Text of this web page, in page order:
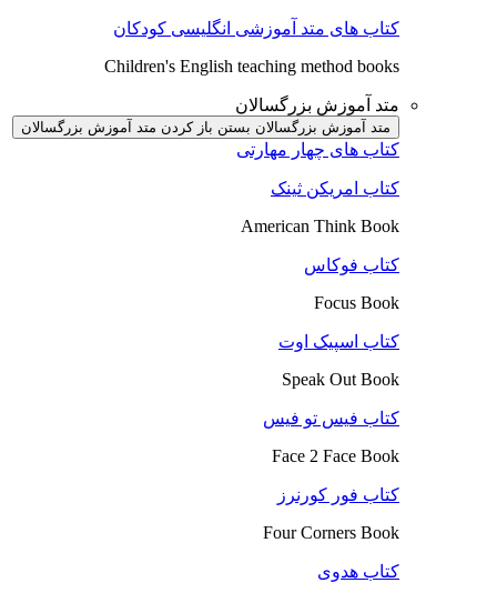
کتاب های متد آموزشی انگلیسی کودکان
Children's English teaching method books
متد آموزش بزرگسالان
متد آموزش بزرگسالان بستن باز کردن متد آموزش بزرگسالان
کتاب های چهار مهارتی
کتاب امریکن ثینک
American Think Book
کتاب فوکاس
Focus Book
کتاب اسپیک اوت
Speak Out Book
کتاب فیس تو فیس
Face 2 Face Book
کتاب فور کورنرز
Four Corners Book
کتاب هدوی